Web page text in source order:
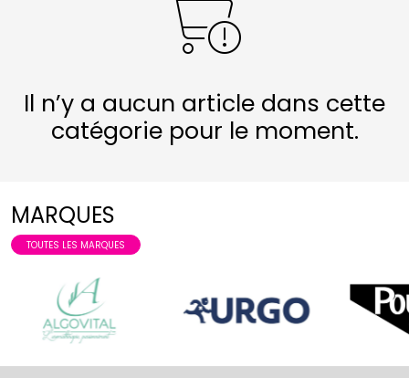
Il n’y a aucun article dans cette
catégorie pour le moment.
MARQUES
TOUTES LES MARQUES